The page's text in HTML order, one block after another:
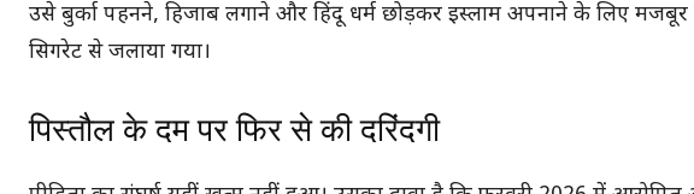
उसे बुर्का पहनने, हिजाब लगाने और हिंदू धर्म छोड़कर इस्लाम अपनाने के लिए मजबूर
सिगरेट से जलाया गया।
पिस्तौल के दम पर फिर से की दरिंदगी